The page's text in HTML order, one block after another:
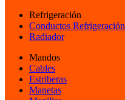
Refrigeración
Conductos Refrigeración
Radiador
Mandos
Cables
Estriberas
Manetas